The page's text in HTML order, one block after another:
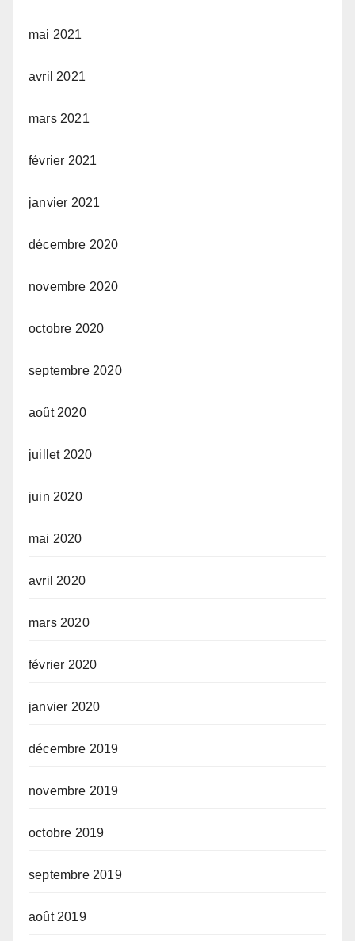
mai 2021
avril 2021
mars 2021
février 2021
janvier 2021
décembre 2020
novembre 2020
octobre 2020
septembre 2020
août 2020
juillet 2020
juin 2020
mai 2020
avril 2020
mars 2020
février 2020
janvier 2020
décembre 2019
novembre 2019
octobre 2019
septembre 2019
août 2019